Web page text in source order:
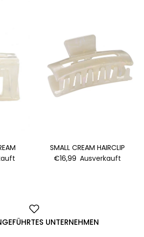
SMALL CREAM HAIRCLIP
€16,99 Ausverkauft
UNTERNEHMEN